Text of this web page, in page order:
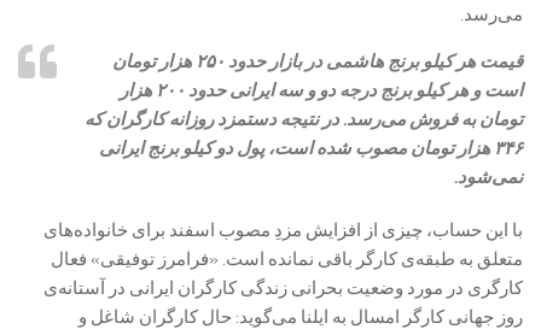
می‌رسد.
قیمت هر کیلو برنج هاشمی در بازار حدود ۲۵۰ هزار تومان
است و هر کیلو برنج درجه دو و سه ایرانی حدود ۲۰۰ هزار
تومان به فروش می‌رسد. در نتیجه دستمزد روزانه کارگران که
۳۴۶ هزار تومان مصوب شده است، پول دو کیلو برنج ایرانی
نمی‌شود.
با این حساب، چیزی از افزایش مزدِ مصوب اسفند برای خانواده‌های
متعلق به طبقه‌ی کارگر باقی نمانده است. «فرامرز توفیقی» فعال
کارگری در مورد وضعیت بحرانی زندگی کارگران ایرانی در آستانه‌ی
روز جهانی کارگر امسال به ایلنا می‌گوید: حال کارگران شاغل و